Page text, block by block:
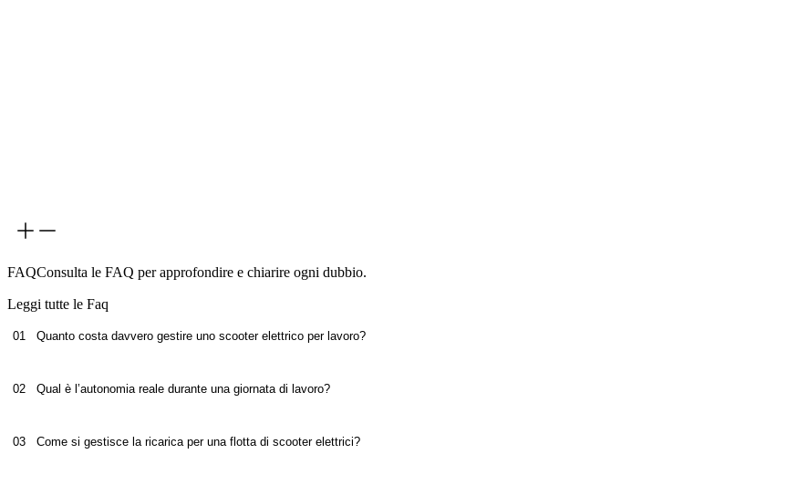
FAQConsulta le FAQ per approfondire e chiarire ogni dubbio.
Leggi tutte le Faq
01 Quanto costa davvero gestire uno scooter elettrico per lavoro?
Uno scooter elettrico ha costi operativi più bassi rispetto a uno a benzina, grazie a ricarica economica e manutenzione ridotta.
02 Qual è l’autonomia reale durante una giornata di lavoro?
L’autonomia reale dipende dall’utilizzo, ma è generalmente sufficiente per coprire un turno urbano.
03 Come si gestisce la ricarica per una flotta di scooter elettrici?